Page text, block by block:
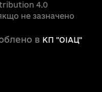
4.0
не зазначено
в КП "OIAЦ"